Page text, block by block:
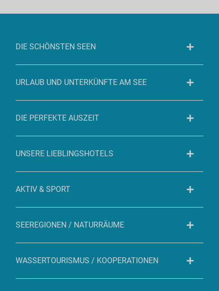
DIE SCHÖNSTEN SEEN
URLAUB UND UNTERKÜNFTE AM SEE
DIE PERFEKTE AUSZEIT
UNSERE LIEBLINGSHOTELS
AKTIV & SPORT
SEEREGIONEN / NATURRÄUME
WASSERTOURISMUS / KOOPERATIONEN